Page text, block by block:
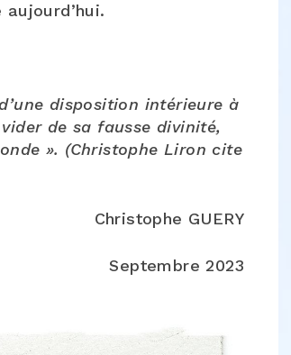
disposition intérieure à
de sa fausse divinité,
». (Christophe Liron cite
Christophe GUERY
Septembre 2023